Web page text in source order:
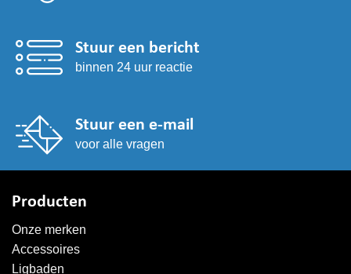
Stuur een bericht
binnen 24 uur reactie
Stuur een e-mail
voor alle vragen
Producten
Onze merken
Accessoires
Ligbaden